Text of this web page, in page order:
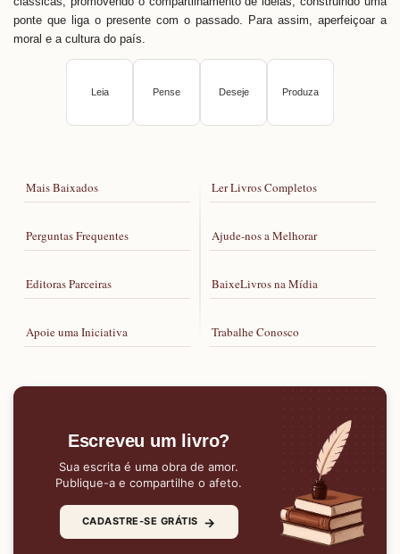
ponte que liga o presente com o passado. Para assim, aperfeiçoar a
moral e a cultura do país.
Leia Pense Deseje Produza
Mais Baixados
Perguntas Frequentes
Editoras Parceiras
Apoie uma Iniciativa
Ler Livros Completos
Ajude-nos a Melhorar
BaixeLivros na Mídia
Trabalhe Conosco
Escreveu um livro?
Sua escrita é uma obra de amor.
Publique-a e compartilhe o afeto.
CADASTRE-SE GRÁTIS →